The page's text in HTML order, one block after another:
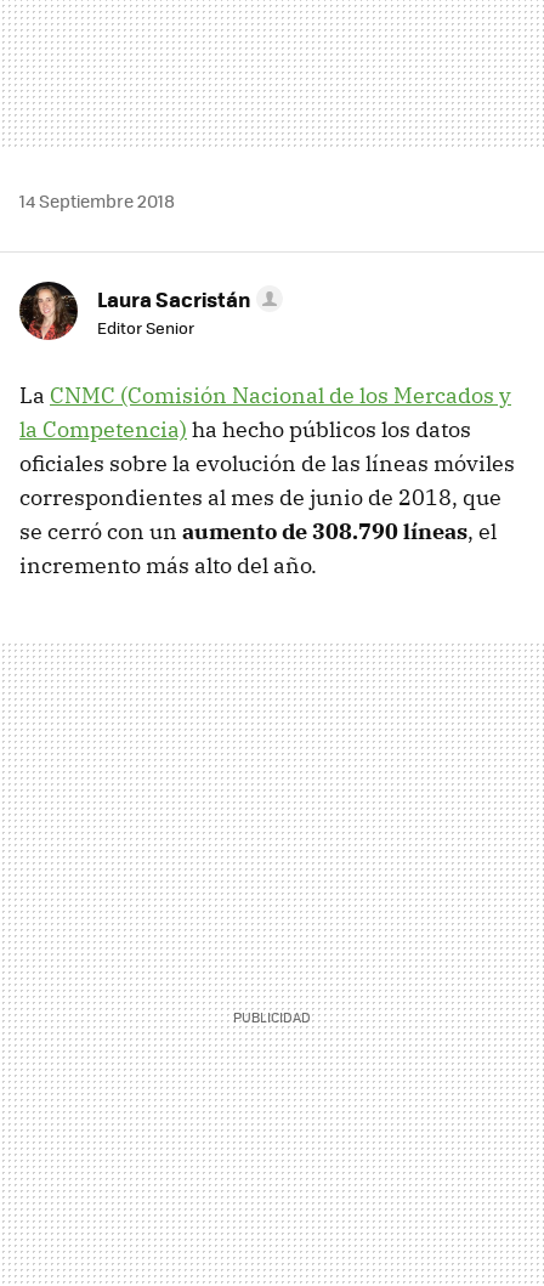
14 Septiembre 2018
Laura Sacristán
Editor Senior
La CNMC (Comisión Nacional de los Mercados y
la Competencia) ha hecho públicos los datos
oficiales sobre la evolución de las líneas móviles
correspondientes al mes de junio de 2018, que
se cerró con un aumento de 308.790 líneas, el
incremento más alto del año.